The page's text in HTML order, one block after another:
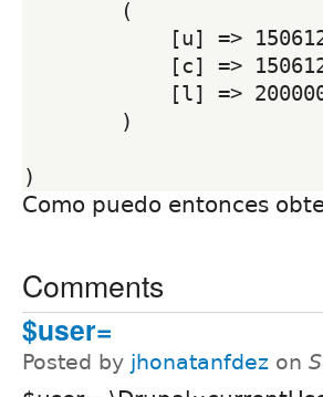
Como puedo entonces
Comments
$user=
Posted by jhonatanfdez on